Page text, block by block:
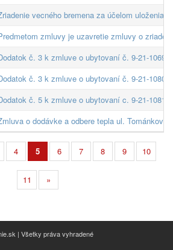
vecného bremena za účelom uloženia
zmluvy je uzavretie zmluvy o
č. 3 k zmluve o ubytovaní č. 9-21-1069-
č. 3 k zmluve o ubytovaní č. 9-21-1080-
č. 5 k zmluve o ubytovaní c. 9-21-1081-
o dodávke a odbere tepla ul. Tománkova
4 5 6 7 8 9 10
11 »
| Všetky práva vyhradené